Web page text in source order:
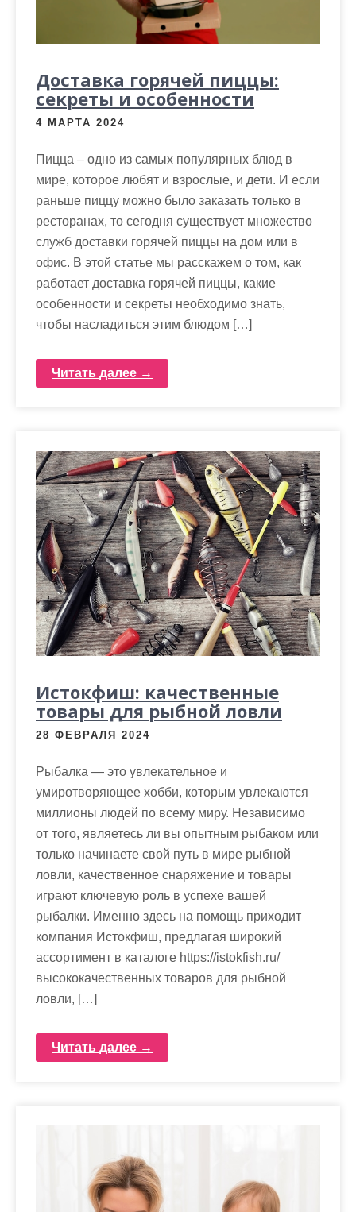
Доставка горячей пиццы:
секреты и особенности
4 МАРТА 2024
Пицца – одно из самых популярных блюд в
мире, которое любят и взрослые, и дети. И если
раньше пиццу можно было заказать только в
ресторанах, то сегодня существует множество
служб доставки горячей пиццы на дом или в
офис. В этой статье мы расскажем о том, как
работает доставка горячей пиццы, какие
особенности и секреты необходимо знать,
чтобы насладиться этим блюдом […]
Читать далее →
Истокфиш: качественные
товары для рыбной ловли
28 ФЕВРАЛЯ 2024
Рыбалка — это увлекательное и
умиротворяющее хобби, которым увлекаются
миллионы людей по всему миру. Независимо
от того, являетесь ли вы опытным рыбаком или
только начинаете свой путь в мире рыбной
ловли, качественное снаряжение и товары
играют ключевую роль в успехе вашей
рыбалки. Именно здесь на помощь приходит
компания Истокфиш, предлагая широкий
ассортимент в каталоге https://istokfish.ru/
высококачественных товаров для рыбной
ловли, […]
Читать далее →